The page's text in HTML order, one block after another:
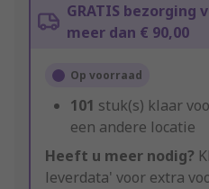
GRATIS bezorging
meer dan € 90,00
Op voorraad
101 stuk(s) klaar
een andere locatie
Heeft u meer nodig?
leverdata' voor extra